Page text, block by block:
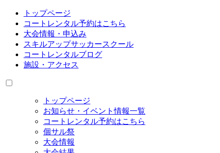
トップページ
コートレンタル予約はこちら
大会情報・申込み
スキルアップサッカースクール
コートレンタルブログ
施設・アクセス
トップページ
お知らせ・イベント情報一覧
コートレンタル予約はこちら
個サル祭
大会情報